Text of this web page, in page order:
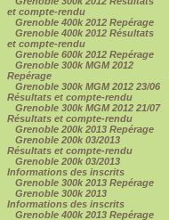
et compte-rendu
Grenoble 400k 2012 Repérage
Grenoble 400k 2012 Résultats
et compte-rendu
Grenoble 600k 2012 Repérage
Grenoble 300k MGM 2012
Repérage
Grenoble 300k MGM 2012 23/06
Résultats et compte-rendu
Grenoble 300k MGM 2012 21/07
Résultats et compte-rendu
Grenoble 200k 2013 Repérage
Grenoble 200k 03/2013
Résultats et compte-rendu
Grenoble 200k 03/2013
Informations des inscrits
Grenoble 300k 2013 Repérage
Grenoble 300k 2013
Informations des inscrits
Grenoble 400k 2013 Repérage